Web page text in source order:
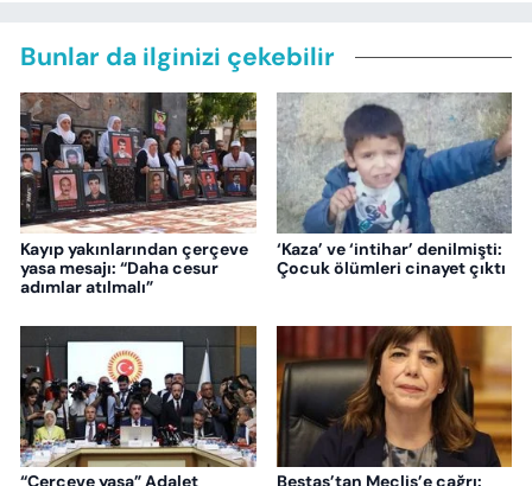
Bunlar da ilginizi çekebilir
Kayıp yakınlarından çerçeve
yasa mesajı: “Daha cesur
adımlar atılmalı”
‘Kaza’ ve ‘intihar’ denilmişti:
Çocuk ölümleri cinayet çıktı